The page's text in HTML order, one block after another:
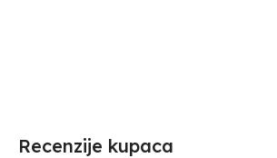
Recenzije kupaca